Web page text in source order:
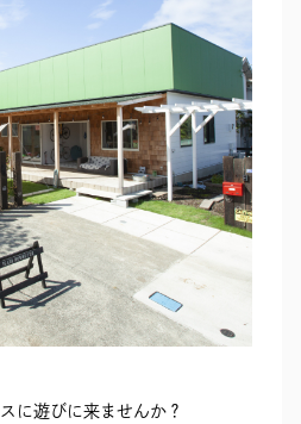
SEAS0N BY MYSELF
RESERVATION
から来店予約
TELEPHONE
0120-56-1207
に遊びに来ませんか？